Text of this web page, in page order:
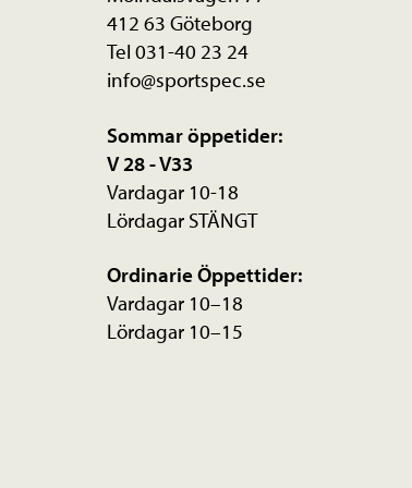
kan
väljas
på
produktsidan
412 63 Göteborg
Tel 031-40 23 24
info@sportspec.se
Sommar öppetider:
V 28 - V33
Vardagar 10-18
Lördagar STÄNGT
Ordinarie Öppettider:
Vardagar 10–18
Lördagar 10–15